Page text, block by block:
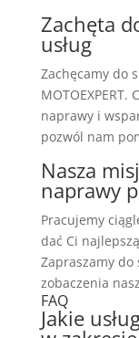
Zachęta
usług
Zachęcamy do
naprawy i
pozwól nam
Nasza
naprawy
Pracujemy
dać Ci
Zapraszamy do
zobaczenia
FAQ
Jakie